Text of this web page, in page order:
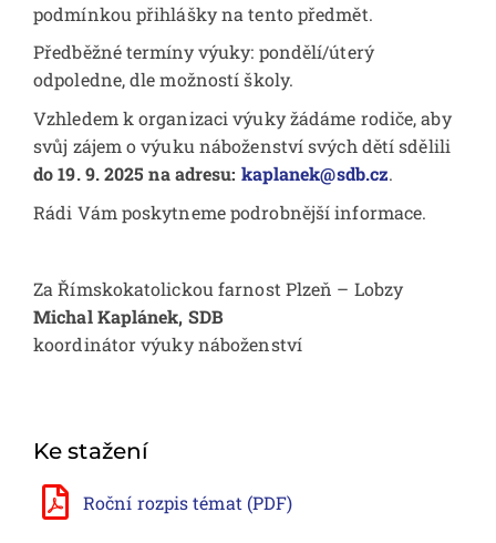
podmínkou přihlášky na tento předmět.
Předběžné termíny výuky: pondělí/úterý
odpoledne, dle možností školy.
Vzhledem k organizaci výuky žádáme rodiče, aby
svůj zájem o výuku náboženství svých dětí sdělili
do 19. 9. 2025 na adresu: kaplanek@sdb.cz.
Rádi Vám poskytneme podrobnější informace.
Za Římskokatolickou farnost Plzeň – Lobzy
Michal Kaplánek, SDB
koordinátor výuky náboženství
Ke stažení
Roční rozpis témat (PDF)